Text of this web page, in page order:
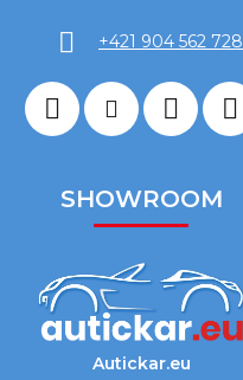
+421 904 562 728
SHOWROOM
Autickar.eu